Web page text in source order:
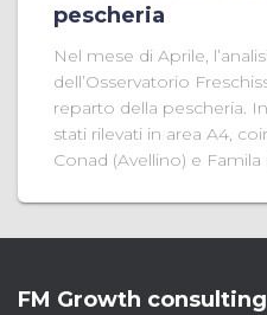
pescheria
Nel mese di Aprile,
dell’Osservatorio
reparto della pescheria.
stati rilevati in area A4,
Conad (Avellino) e
FM Growth consulting